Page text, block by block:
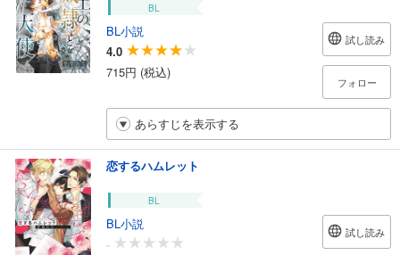
BL
BL小説
4.0
715円 (税込)
試し読み
フォロー
あらすじを表示する
恋するハムレット
BL
BL小説
-
試し読み